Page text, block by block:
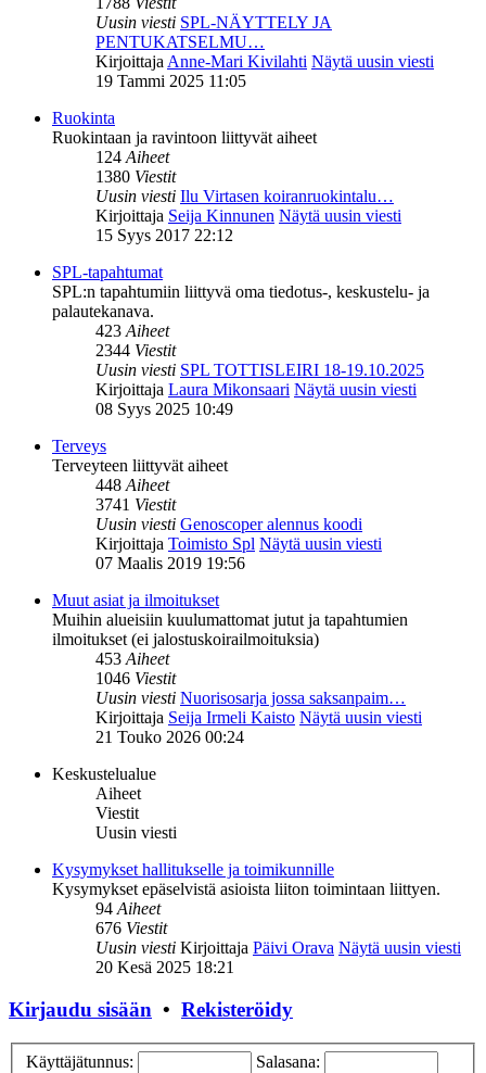
Uusin viesti SPL-NÄYTTELY JA
PENTUKATSELMU…
KirjoittajaAnne-Mari Kivilahti Näytä uusin viesti
19 Tammi 2025 11:05
Ruokinta
Ruokintaan ja ravintoon liittyvät aiheet
124Aiheet
1380 Viestit
Uusin viesti Ilu Virtasen koiranruokintalu…
Kirjoittaja Seija Kinnunen Näytä uusin viesti
15 Syys 2017 22:12
SPL-tapahtumat
SPL:n tapahtumiin liittyvä oma tiedotus-, keskustelu- ja
palautekanava.
423Aiheet
2344 Viestit
Uusin viesti SPL TOTTISLEIRI 18-19.10.2025
Kirjoittaja Laura Mikonsaari Näytä uusin viesti
08 Syys 2025 10:49
Terveys
Terveyteen liittyvät aiheet
448Aiheet
3741 Viestit
Uusin viesti Genoscoper alennus koodi
Kirjoittaja Toimisto Spl Näytä uusin viesti
07 Maalis 2019 19:56
Muut asiat ja ilmoitukset
Muihin alueisiin kuulumattomat jutut ja tapahtumien
ilmoitukset (ei jalostuskoirailmoituksia)
453Aiheet
1046 Viestit
Uusin viesti Nuorisosarja jossa saksanpaim…
Kirjoittaja Seija Irmeli Kaisto Näytä uusin viesti
21 Touko 2026 00:24
Keskustelualue
Aiheet
Viestit
Uusin viesti
Kysymykset hallitukselle ja toimikunnille
Kysymykset epäselvistä asioista liiton toimintaan liittyen.
94Aiheet
676 Viestit
Uusin viesti Kirjoittaja Päivi Orava Näytä uusin viesti
20 Kesä 2025 18:21
Kirjaudu sisään • Rekisteröidy
Käyttäjätunnus: Salasana: